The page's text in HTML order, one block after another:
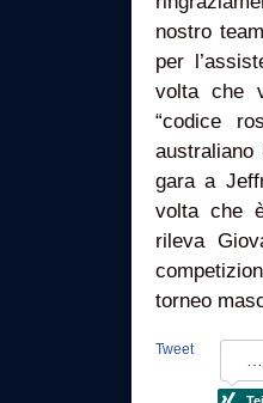
nostro
per
volta che
“codice
gara a
volta che
rileva
torneo
Tweet